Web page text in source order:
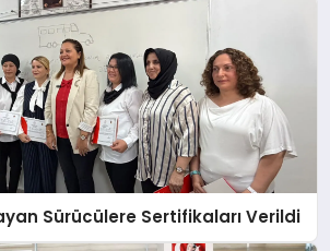
Sürücülere Sertifikaları Verildi